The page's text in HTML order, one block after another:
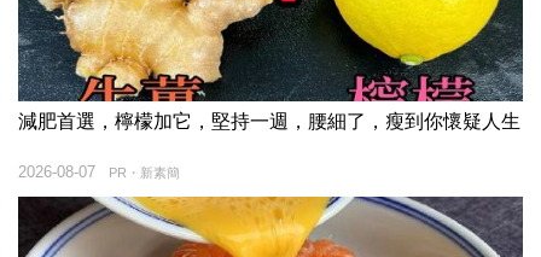
減肥首選，檸檬加它，堅持一週，腰細了，瘦到你懷疑人生
PR・新素簡
2026-08-07